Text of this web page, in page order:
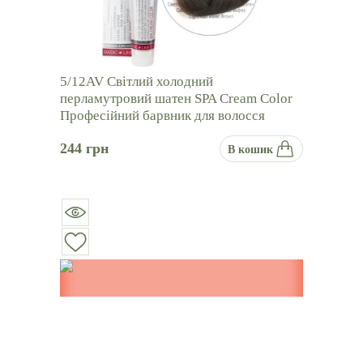
5/12AV Світлий холодний
перламутровий шатен SPA Cream Color
Професійний барвник для волосся
244 грн В кошик